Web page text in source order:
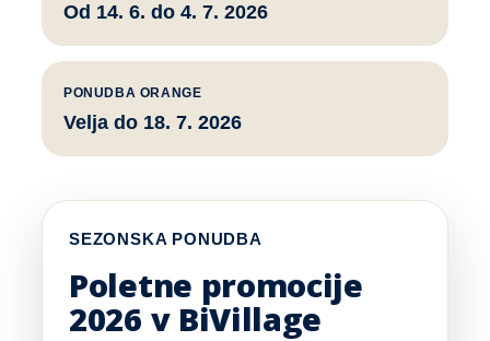
Od 14. 6. do 4. 7. 2026
PONUDBA ORANGE
Velja do 18. 7. 2026
SEZONSKA PONUDBA
Poletne promocije
2026 v BiVillage